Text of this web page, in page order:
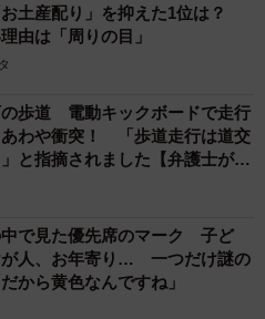
土産配り」を抑えた1位は？
由は「周りの目」
の歩道 電動キックボードで走行
あわや衝突！ 「歩道走行は道交
と指摘されました【弁護士が解
中で見た優先席のマーク 子ど
が人、お年寄り… 一つだけ謎の
から黄色なんですね」